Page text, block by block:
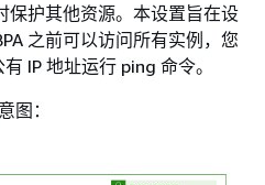
护其他资源。本设置旨在设
之前可以访问所有实例，您
IP 地址运行 ping 命令。
图：